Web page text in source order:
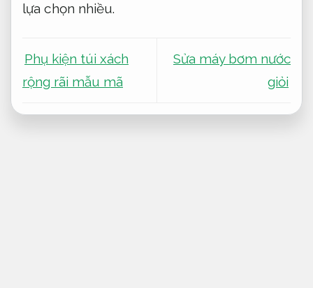
lựa chọn nhiều.
Phụ kiện túi xách
rộng rãi mẫu mã
Sửa máy bơm nước
giỏi